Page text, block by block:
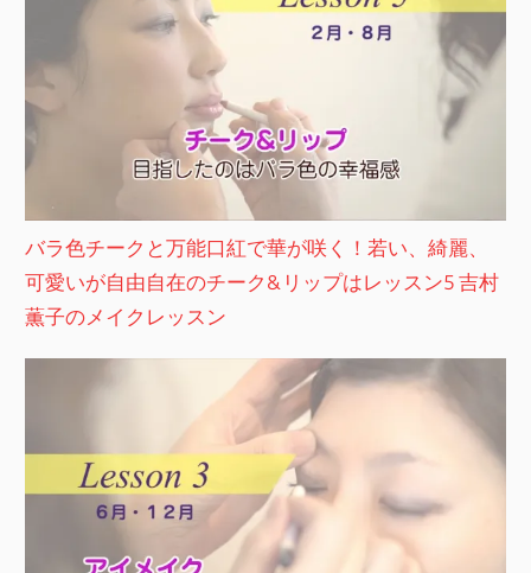
バラ色チークと万能口紅で華が咲く！若い、綺麗、
可愛いが自由自在のチーク&リップはレッスン5 吉村
薫子のメイクレッスン